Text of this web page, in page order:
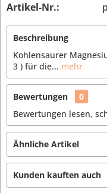
Artikel-Nr.:
Beschreibung
Kohlensaurer
3 ) für die... mehr
Bewertungen
0
Bewertungen lesen,
Ähnliche Artikel
Kunden kauften auch